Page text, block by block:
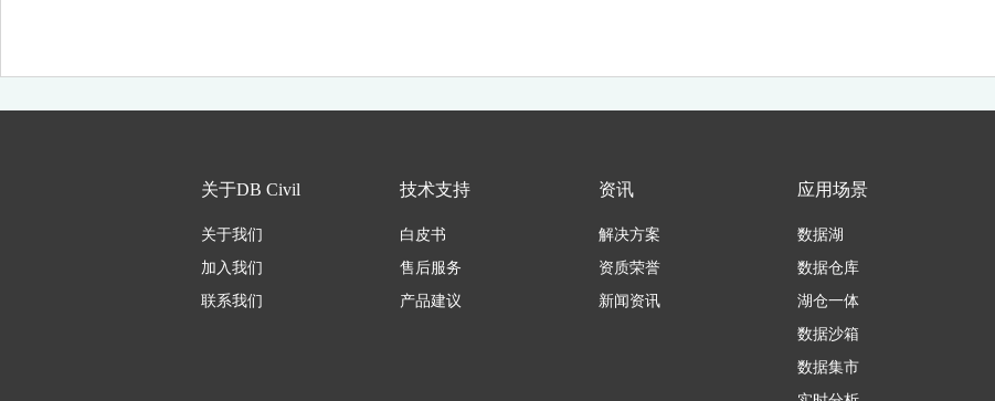
关于DB Civil
关于我们
加入我们
联系我们
技术支持
白皮书
售后服务
产品建议
资讯
解决方案
资质荣誉
新闻资讯
应用场景
数据湖
数据仓库
湖仓一体
数据沙箱
数据集市